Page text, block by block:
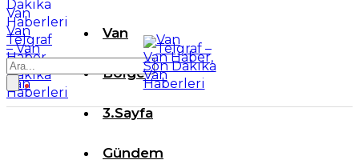
Van
Telgraf
– Van
Haber,
Son
Dakika
Van
Haberleri
Van
Bölge
3.Sayfa
Gündem